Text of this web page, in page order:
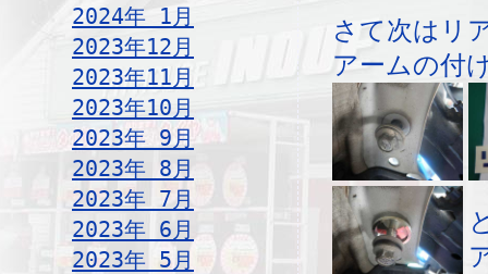
2024年 1月
2023年12月
2023年11月
2023年10月
2023年 9月
2023年 8月
2023年 7月
2023年 6月
2023年 5月
さて次はリ
アームの付